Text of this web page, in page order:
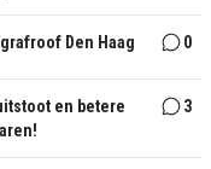
Den Haag 0
en betere
3